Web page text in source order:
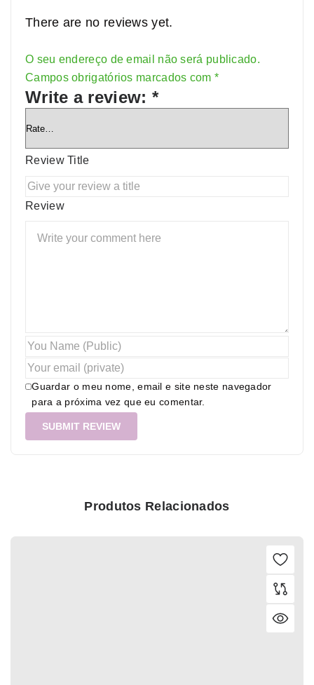
There are no reviews yet.
O seu endereço de email não será publicado.
Campos obrigatórios marcados com *
Write a review: *
Review Title
Review
Guardar o meu nome, email e site neste navegador
para a próxima vez que eu comentar.
Alternative:
Produtos Relacionados